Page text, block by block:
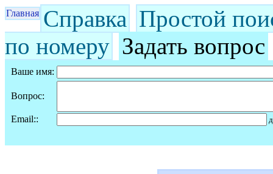
Главная Справка Простой
по номеру Задать вопрос
Ваше имя:
Вопрос:
Email::